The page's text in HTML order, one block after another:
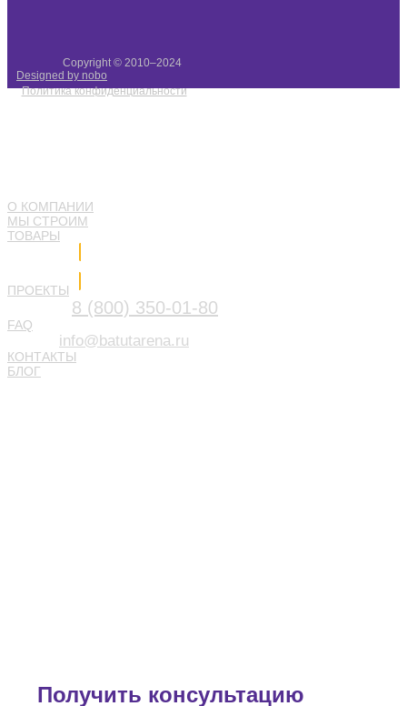
Получить консультацию
О КОМПАНИИ
МЫ СТРОИМ
ТОВАРЫ
ПРОЕКТЫ
8 (800) 350-01-80
FAQ
info@batutarena.ru
КОНТАКТЫ
БЛОГ
Copyright © 2010–2024
Designed by nobo
Политика конфиденциальности